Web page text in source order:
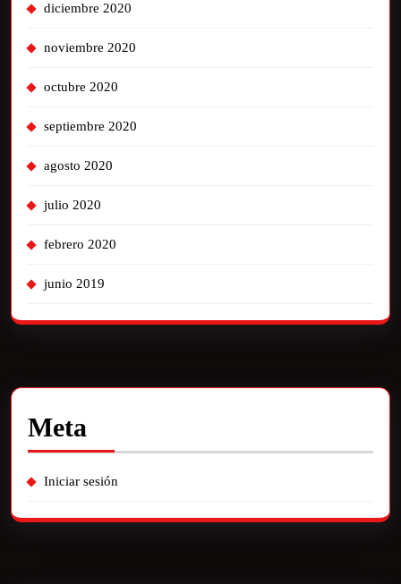
diciembre 2020
noviembre 2020
octubre 2020
septiembre 2020
agosto 2020
julio 2020
febrero 2020
junio 2019
Meta
Iniciar sesión